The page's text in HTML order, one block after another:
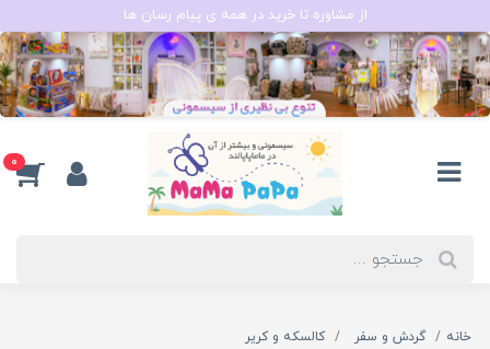
از مشاوره تا خرید در همه ی پیام رسان ها
0
خانه گردش و سفر
کالسکه و کریر